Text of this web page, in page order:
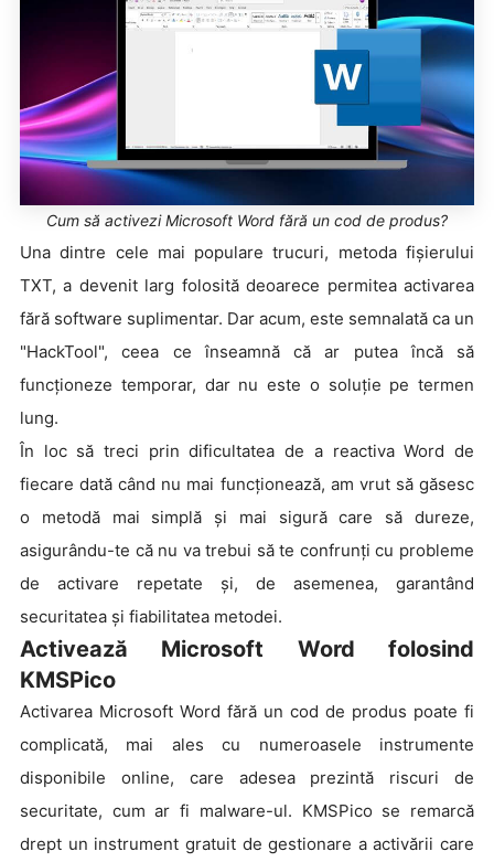
Cum să activezi Microsoft Word fără un cod de produs?
Una dintre cele mai populare trucuri, metoda fișierului
TXT, a devenit larg folosită deoarece permitea activarea
fără software suplimentar. Dar acum, este semnalată ca un
"HackTool", ceea ce înseamnă că ar putea încă să
funcționeze temporar, dar nu este o soluție pe termen
lung.
În loc să treci prin dificultatea de a reactiva Word de
fiecare dată când nu mai funcționează, am vrut să găsesc
o metodă mai simplă și mai sigură care să dureze,
asigurându-te că nu va trebui să te confrunți cu probleme
de activare repetate și, de asemenea, garantând
securitatea și fiabilitatea metodei.
Activează Microsoft Word folosind
KMSPico
Activarea Microsoft Word fără un cod de produs poate fi
complicată, mai ales cu numeroasele instrumente
disponibile online, care adesea prezintă riscuri de
securitate, cum ar fi malware-ul. KMSPico se remarcă
drept un instrument gratuit de gestionare a activării care